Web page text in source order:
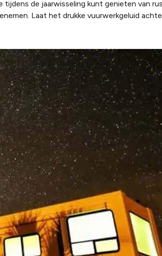
tijdens de jaarwisseling kunt genieten van
Laat het drukke vuurwerkgeluid